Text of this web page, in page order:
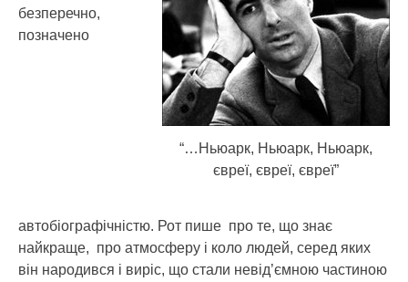
“…Ньюарк, Ньюарк, Ньюарк,
євреї, євреї, євреї”
безперечно,
позначено
автобіографічністю. Рот пише про те, що знає
найкраще, про атмосферу і коло людей, серед яких
він народився і виріс, що стали невід’ємною частиною